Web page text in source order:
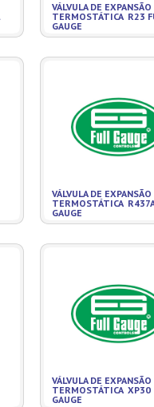
VÁLVULA DE EXPANSÃO
TERMOSTÁTICA R23
GAUGE
VÁLVULA DE EXPANSÃO
TERMOSTÁTICA
GAUGE
VÁLVULA DE EXPANSÃO
TERMOSTÁTICA XP30
GAUGE